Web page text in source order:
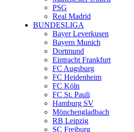
PSG
Real Madrid
BUNDESLIGA
Bayer Leverkusen
Bayern Munich
Dortmund
Eintracht Frankfurt
FC Augsburg
FC Heidenheim
FC Köln
FC St. Pauli
Hamburg SV
Mönchengladbach
RB Leipzig
SC Freiburg